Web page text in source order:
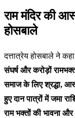
राम मंदिर की
होसबाले
दत्तात्रेय होसबाले ने
संघर्ष और करोड़ों
समाज के लिए श्रद्धा,
हुए दान पात्रों में जमा
राम भक्तों की भावना